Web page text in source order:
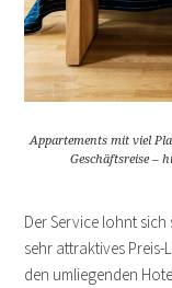
Appartements mit viel
Geschäftsreise –
Der Service lohnt
sehr attraktives Preis-
den umliegenden